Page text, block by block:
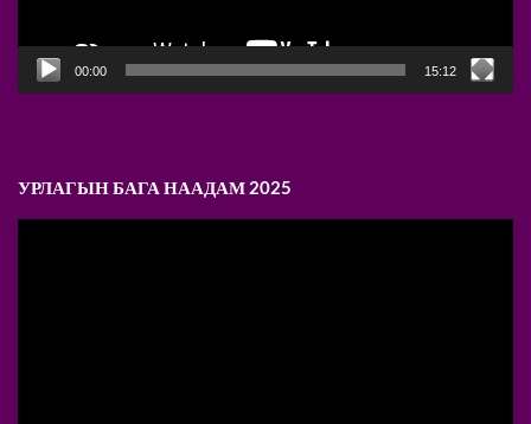
00:00 15:12
УРЛАГЫН БАГА НААДАМ 2025